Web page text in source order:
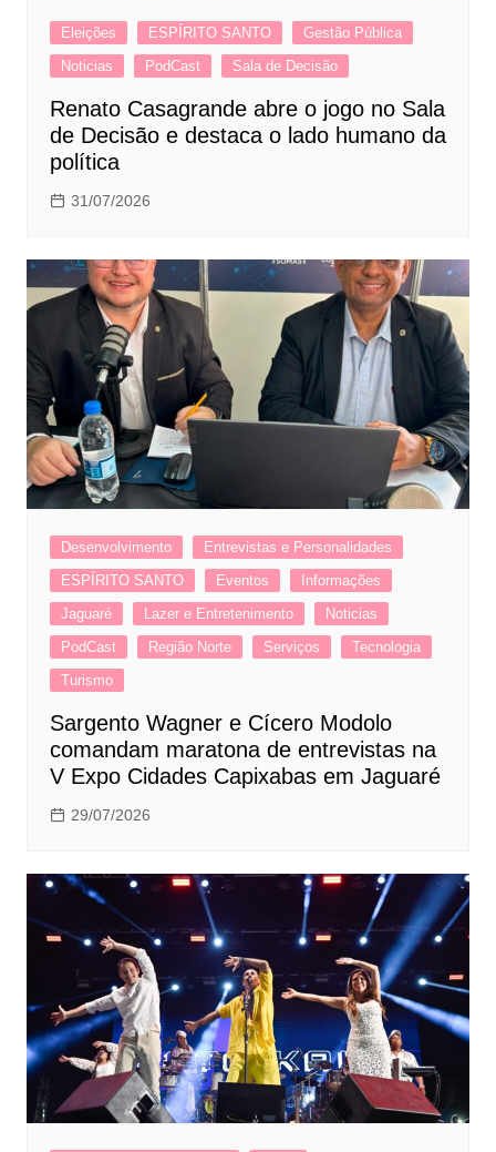
Eleições ESPÍRITO SANTO
Gestão Pública
Noticias
PodCast Sala de Decisão
Renato Casagrande abre o jogo no Sala
de Decisão e destaca o lado humano da
política
31/07/2026
Desenvolvimento
Entrevistas e Personalidades
ESPÍRITO SANTO
Eventos
Informações
Jaguaré
Lazer e Entretenimento
Noticias
PodCast
Região Norte Serviços
Tecnologia
Turismo
Sargento Wagner e Cícero Modolo
comandam maratona de entrevistas na
V Expo Cidades Capixabas em Jaguaré
29/07/2026